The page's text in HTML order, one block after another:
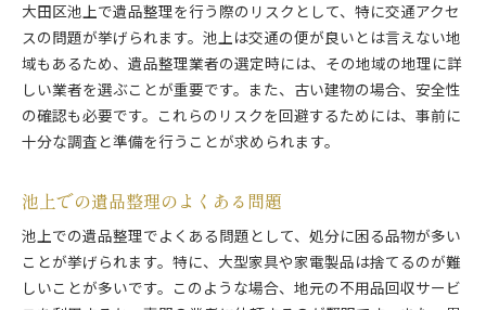
大田区池上で遺品整理を行う際のリスクとして、特に交通アクセ
スの問題が挙げられます。池上は交通の便が良いとは言えない地
域もあるため、遺品整理業者の選定時には、その地域の地理に詳
しい業者を選ぶことが重要です。また、古い建物の場合、安全性
の確認も必要です。これらのリスクを回避するためには、事前に
十分な調査と準備を行うことが求められます。
池上での遺品整理のよくある問題
池上での遺品整理でよくある問題として、処分に困る品物が多い
ことが挙げられます。特に、大型家具や家電製品は捨てるのが難
しいことが多いです。このような場合、地元の不用品回収サービ